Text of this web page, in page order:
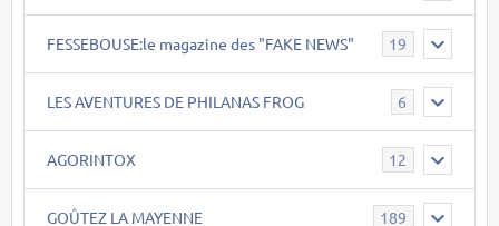
FESSEBOUSE:le magazine des "FAKE NEWS" 19
LES AVENTURES DE PHILANAS FROG 6
AGORINTOX 12
GOÛTEZ LA MAYENNE 189